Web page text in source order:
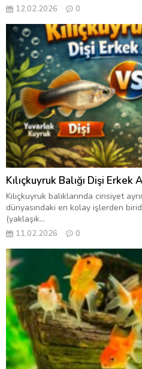
12.02.2026 0
Kılıçkuyruk Balığı Dişi Erkek
Kılıçkuyruk balıklarında cinsiyet
dünyasındaki en kolay işlerden
(yaklaşık...
11.02.2026 0